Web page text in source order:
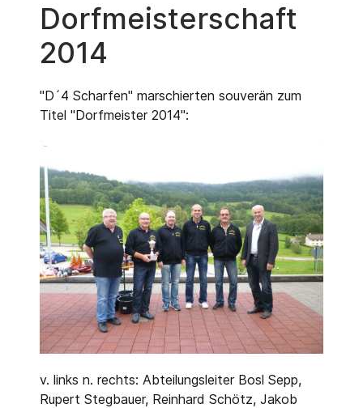
Dorfmeisterschaft
2014
"D´4 Scharfen" marschierten souverän zum
Titel "Dorfmeister 2014":
v. links n. rechts: Abteilungsleiter Bosl Sepp,
Rupert Stegbauer, Reinhard Schötz, Jakob